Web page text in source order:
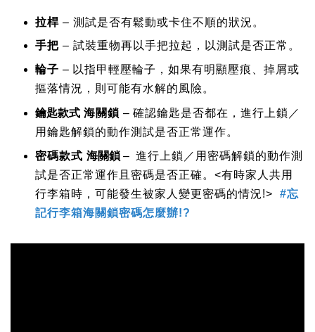
拉桿 – 測試是否有鬆動或卡住不順的狀況。
手把 – 試裝重物再以手把拉起，以測試是否正常。
輪子 – 以指甲輕壓輪子，如果有明顯壓痕、掉屑或
摳落情況，則可能有水解的風險。
鑰匙款式 海關鎖 – 確認鑰匙是否都在，進行上鎖／
用鑰匙解鎖的動作測試是否正常運作。
密碼款式 海關鎖– 進行上鎖／用密碼解鎖的動作測
試是否正常運作且密碼是否正確。<有時家人共用
行李箱時，可能發生被家人變更密碼的情況!> #忘
記行李箱海關鎖密碼怎麼辦!?